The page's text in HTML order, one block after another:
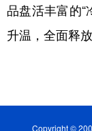
品盘活丰富的“
升温，全面释
Copyright ©